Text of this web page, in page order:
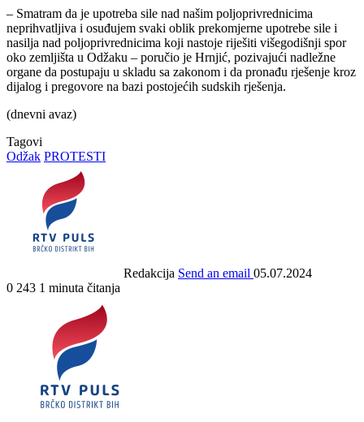
– Smatram da je upotreba sile nad našim poljoprivrednicima
neprihvatljiva i osuđujem svaki oblik prekomjerne upotrebe sile i
nasilja nad poljoprivrednicima koji nastoje riješiti višegodišnji spor
oko zemljišta u Odžaku – poručio je Hrnjić, pozivajući nadležne
organe da postupaju u skladu sa zakonom i da pronađu rješenje kroz
dijalog i pregovore na bazi postojećih sudskih rješenja.
(dnevni avaz)
Tagovi
Odžak PROTESTI
Redakcija Send an email 05.07.2024
0 243 1 minuta čitanja